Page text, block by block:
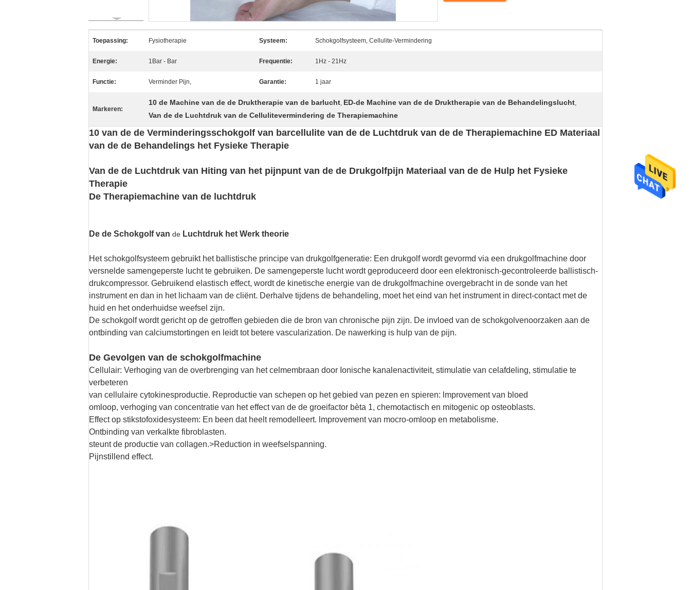
Toepassing: Fysiotherapie Systeem: Schokgolfsysteem, Cellulite-Vermindering
Energie: 1Bar - Bar Frequentie: 1Hz - 21Hz
Functie: Verminder Pijn, Garantie: 1 jaar
Markeren:
10 de Machine van de de Druktherapie van de barlucht, ED-de Machine van de de Druktherapie van de Behandelingslucht,
Van de de Luchtdruk van de Cellulitevermindering de Therapiemachine
10 van de de Verminderingsschokgolf van barcellulite van de de Luchtdruk van de de Therapiemachine ED Materiaal
van de de Behandelings het Fysieke Therapie
Van de de Luchtdruk van Hiting van het pijnpunt van de de Drukgolfpijn Materiaal van de de Hulp het Fysieke
Therapie
De Therapiemachine van de luchtdruk
De de Schokgolf van de Luchtdruk het Werk theorie
Het schokgolfsysteem gebruikt het ballistische principe van drukgolfgeneratie: Een drukgolf wordt gevormd via een drukgolfmachine door
versnelde samengeperste lucht te gebruiken. De samengeperste lucht wordt geproduceerd door een elektronisch-gecontroleerde ballistisch-
drukcompressor. Gebruikend elastisch effect, wordt de kinetische energie van de drukgolfmachine overgebracht in de sonde van het
instrument en dan in het lichaam van de cliënt. Derhalve tijdens de behandeling, moet het eind van het instrument in direct-contact met de
huid en het onderhuidse weefsel zijn.
De schokgolf wordt gericht op de getroffen gebieden die de bron van chronische pijn zijn. De invloed van de schokgolvenoorzaken aan de
ontbinding van calciumstortingen en leidt tot betere vascularization. De nawerking is hulp van de pijn.
De Gevolgen van de schokgolfmachine
Cellulair: Verhoging van de overbrenging van het celmembraan door Ionische kanalenactiviteit, stimulatie van celafdeling, stimulatie te
verbeteren
van cellulaire cytokinesproductie. Reproductie van schepen op het gebied van pezen en spieren: lmprovement van bloed
omloop, verhoging van concentratie van het effect van de de groeifactor bèta 1, chemotactisch en mitogenic op osteoblasts.
Effect op stikstofoxidesysteem: En been dat heelt remodelleert. lmprovement van mocro-omloop en metabolisme.
Ontbinding van verkalkte fibroblasten.
steunt de productie van collagen.>Reduction in weefselspanning.
Pijnstillend effect.